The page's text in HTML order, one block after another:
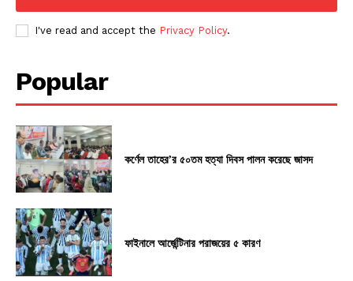
I've read and accept the Privacy Policy.
Popular
কর্ণেল তাহের’র ৫০তম হত্যা দিবস পালন করেছে জাসদ
ফাইনালে আর্জেন্টিনার পরাজয়ের ৫ কারণ